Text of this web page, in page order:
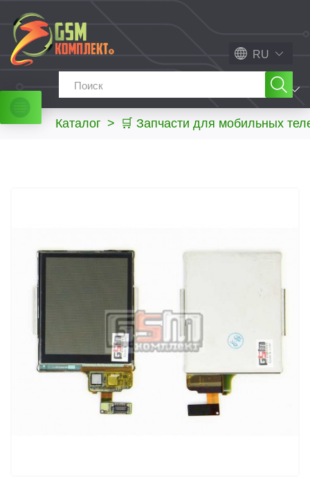
RU
МЕНЮ
Каталог > 🛒 Запчасти для мобильных